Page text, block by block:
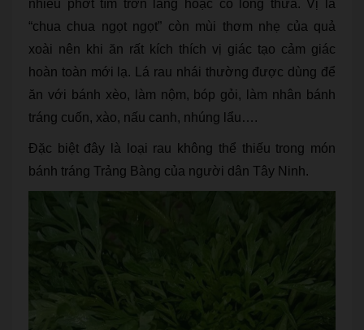
nhiều phớt tím trơn láng hoặc có lông thưa. Vị lá
“chua chua ngọt ngọt” còn mùi thơm nhẹ của quả
xoài nên khi ăn rất kích thích vị giác tạo cảm giác
hoàn toàn mới lạ. Lá rau nhái thường được dùng để
ăn với bánh xèo, làm nộm, bóp gỏi, làm nhân bánh
tráng cuốn, xào, nấu canh, nhúng lẩu….
Đặc biệt đây là loại rau không thể thiếu trong món
bánh tráng Trảng Bàng của người dân Tây Ninh.